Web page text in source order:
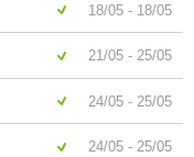
18/05 - 18/05
21/05 - 25/05
24/05 - 25/05
24/05 - 25/05